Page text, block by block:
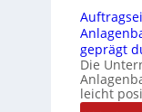
s
c
f
l
i
t
i
geprägt
Die
leicht